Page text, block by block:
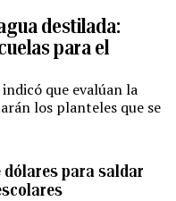
destilada:
para el
que evalúan la
los planteles que se
dólares para saldar